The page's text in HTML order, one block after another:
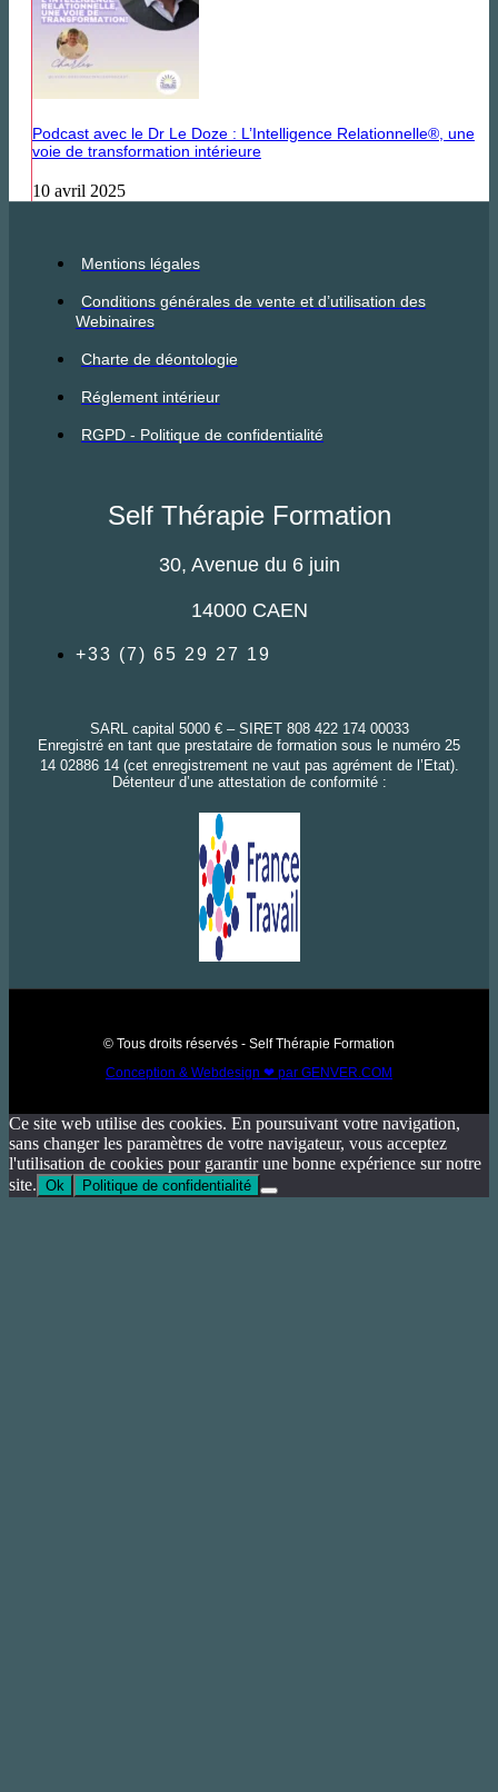
Podcast avec le Dr Le Doze : L’Intelligence Relationnelle®, une
voie de transformation intérieure
10 avril 2025
Mentions légales
Conditions générales de vente et d’utilisation des
Webinaires
Charte de déontologie
Réglement intérieur
RGPD - Politique de confidentialité
Self Thérapie Formation
30, Avenue du 6 juin
14000 CAEN
+33 (7) 65 29 27 19
SARL capital 5000 € – SIRET 808 422 174 00033
Enregistré en tant que prestataire de formation sous le numéro 25
14 02886 14 (cet enregistrement ne vaut pas agrément de l’Etat).
Détenteur d’une attestation de conformité :
© Tous droits réservés - Self Thérapie Formation
Conception & Webdesign ❤ par GENVER.COM
Ce site web utilise des cookies. En poursuivant votre navigation,
sans changer les paramètres de votre navigateur, vous acceptez
l'utilisation de cookies pour garantir une bonne expérience sur notre
site. Ok Politique de confidentialité